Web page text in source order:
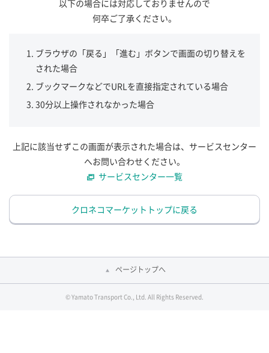
以下の場合には対応しておりませんので
何卒ご了承ください。
ブラウザの「戻る」「進む」ボタンで画面の切り替えを
された場合
ブックマークなどでURLを直接指定されている場合
30分以上操作されなかった場合
上記に該当せずこの画面が表示された場合は、サービスセンター
へお問い合わせください。
サービスセンター一覧
クロネコマーケットトップに戻る
ページトップへ
© Yamato Transport Co., Ltd. All Rights Reserved.